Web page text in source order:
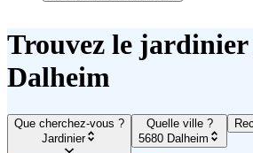
Trouvez le jardinier
Dalheim
Que cherchez-vous ?
Jardinier
Quelle ville ?
5680 Dalheim